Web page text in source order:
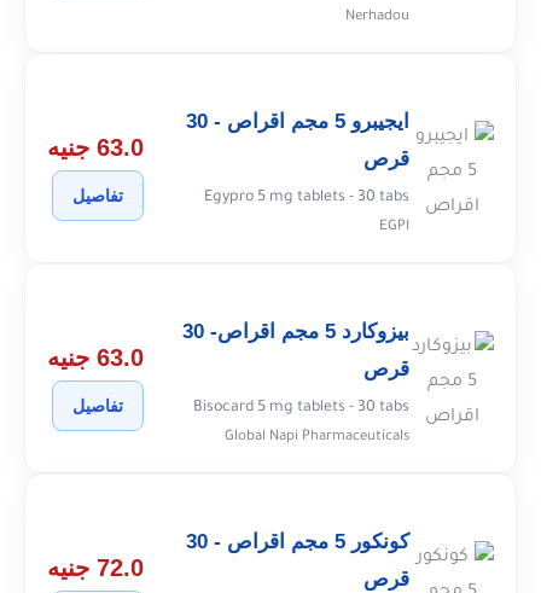
Nerhadou
ايجيبرو 5 مجم اقراص - 30
قرص
Egypro 5 mg tablets - 30 tabs
EGPI
63.0 جنيه
تفاصيل
بيزوكارد 5 مجم اقراص- 30
قرص
Bisocard 5 mg tablets - 30 tabs
Global Napi Pharmaceuticals
63.0 جنيه
تفاصيل
كونكور 5 مجم اقراص - 30
قرص
72.0 جنيه